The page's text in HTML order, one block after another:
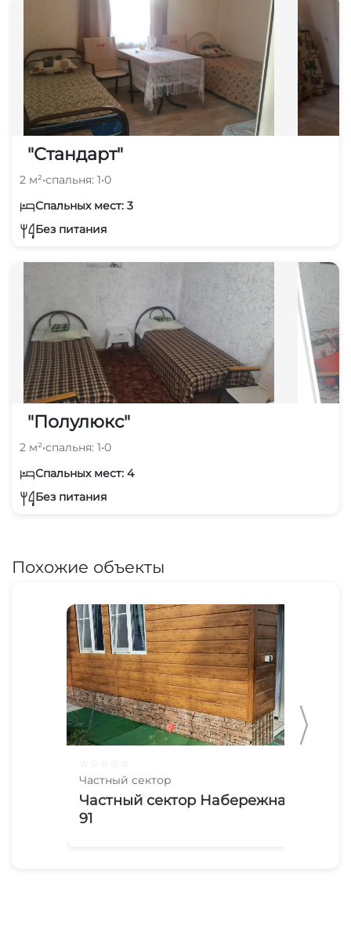
"Стандарт"
2 м²•спальня: 1•0
Спальных мест: 3
Без питания
"Полулюкс"
2 м²•спальня: 1•0
Спальных мест: 4
Без питания
Похожие объекты
Частный сектор
Частный сектор Набережная
91